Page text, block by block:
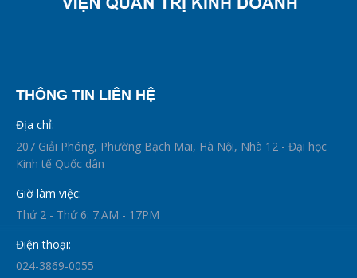
THÔNG TIN LIÊN HỆ
Địa chỉ:
207 Giải Phóng, Phường Bạch Mai, Hà Nội, Nhà 12 - Đại học
Kinh tế Quốc dân
Giờ làm việc:
Thứ 2 - Thứ 6: 7:AM - 17PM
Điện thoại:
024-3869-0055